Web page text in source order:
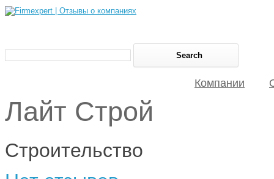
Компании
Лайт Строй
Строительство